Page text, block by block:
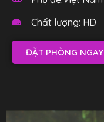
Chất lượng: HD
ĐẶT PHÒNG NGAY